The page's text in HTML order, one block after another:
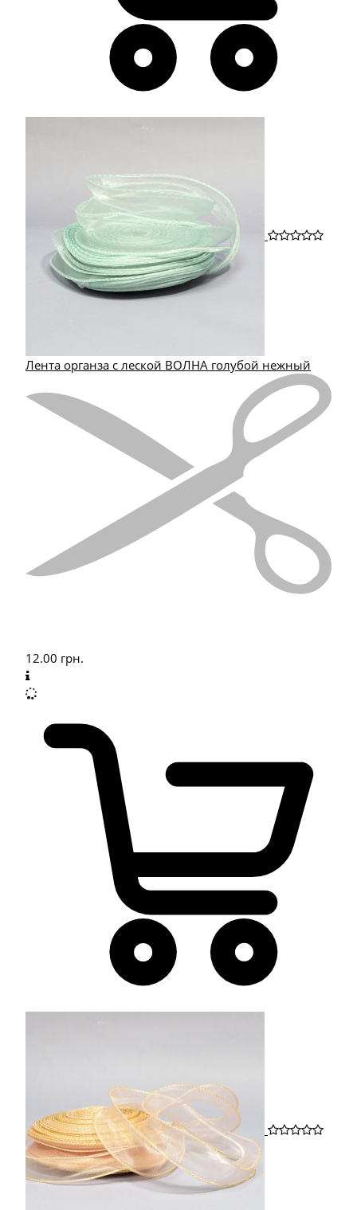
Лента органза с леской ВОЛНА голубой нежный
12.00 грн.